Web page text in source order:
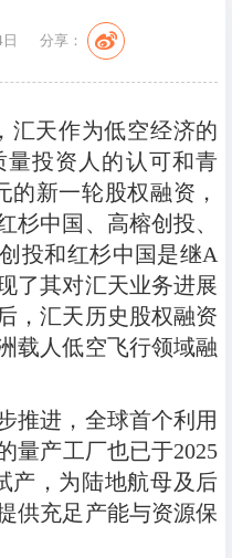
分享：
汇天作为低空经济的
投资人的认可和青
新一轮股权融资，
杉中国、高榕创投、
投和红杉中国是继A
了其对汇天业务进展
，汇天历史股权融资
载人低空飞行领域融
推进，全球首个利用
量产工厂也已于2025
产，为陆地航母及后
供充足产能与资源保